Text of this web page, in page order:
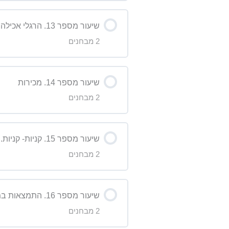
מבחן על הדקדוק – שיעור
מבחן על הסרטון – שיעור 8
מבחן על הדקדוק- שיעור 8
שיעור מספר 13. הרגלי אכילה בריאים
2 מבחנים
מבחן על הדקדוק – שיעור 5
מבחן על הסרטון – שיעור 5
שיעור מספר 14. מכירות
2 מבחנים
מבחן על הדקדוק- שיעור 14 High level
מבחן על הסרטון- שיעור 14
שיעור מספר 15. קניות- קניות. למדי את ה”בעד והנגד” של קניות מקוונות לעומת קניות “פיזיות”.
2 מבחנים
מבחן על הסרטון שיעור 12
שיעור מספר 16. התמצאות במרחב- כיוונים.
2 מבחנים